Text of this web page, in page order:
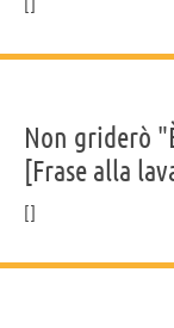
Non griderò
[Frase alla